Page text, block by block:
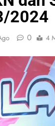
2024
0 4